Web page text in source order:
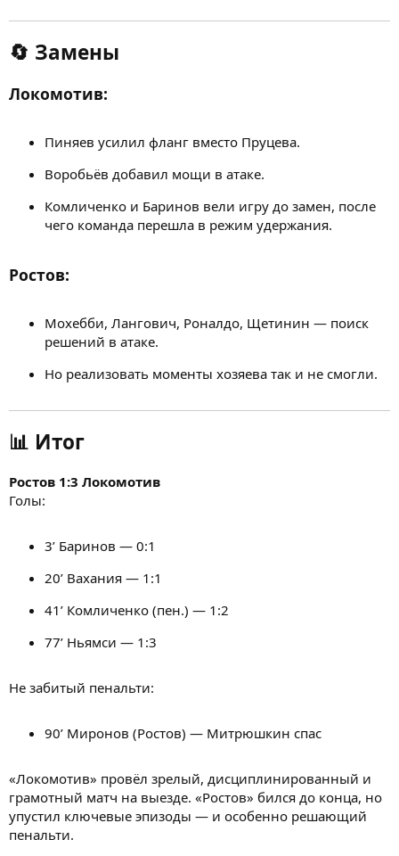
🔄 Замены
Локомотив:
Пиняев усилил фланг вместо Пруцева.
Воробьёв добавил мощи в атаке.
Комличенко и Баринов вели игру до замен, после
чего команда перешла в режим удержания.
Ростов:
Мохебби, Лангович, Роналдо, Щетинин — поиск
решений в атаке.
Но реализовать моменты хозяева так и не смогли.
📊 Итог
Ростов 1:3 Локомотив
Голы:
3’ Баринов — 0:1
20’ Вахания — 1:1
41’ Комличенко (пен.) — 1:2
77’ Ньямси — 1:3
Не забитый пенальти:
90’ Миронов (Ростов) — Митрюшкин спас
«Локомотив» провёл зрелый, дисциплинированный и
грамотный матч на выезде. «Ростов» бился до конца, но
упустил ключевые эпизоды — и особенно решающий
пенальти.